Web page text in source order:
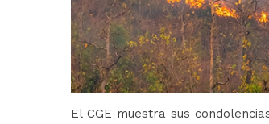
El CGE muestra sus